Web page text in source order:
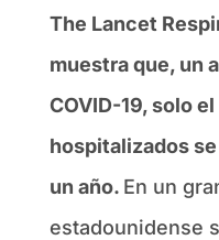
The Lancet
muestra que, un
COVID-19, solo
hospitalizados
un año. En un
estadounidense